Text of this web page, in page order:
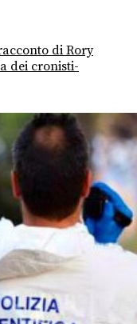
di Rory
dei cronisti-